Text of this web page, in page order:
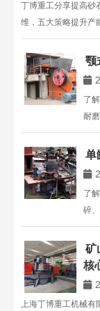
丁博重工分享提高砂
维，五大策略提升产
颚
了
耐
行
碎
单
了
碎
提
破
矿
核
上海丁博重工机械有